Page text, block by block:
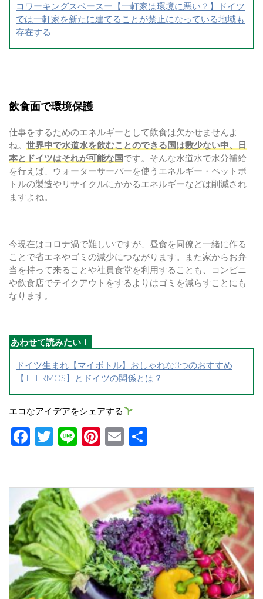
コワーキングスペースー【一軒家は環境に悪い？】ドイツ
では一軒家を新たに建てることが禁止になっている地域も
存在する
飲食面で環境保護
仕事をするためのエネルギーとして飲食は欠かせませんよ
ね。 世界中で水道水を飲むことのできる国は数少ない中、日
本とドイツはそれが可能な国です。そんな水道水で水分補給
を行えば、ウォーターサーバーを使うエネルギー・ペットボ
トルの製造やリサイクルにかかるエネルギーなどは削減され
ますよね。
今現在はコロナ渦で難しいですが、昼食を同僚と一緒に作る
ことで省エネやゴミの減少につながります。また家からお弁
当を持って来ることや社員食堂を利用することも、コンビニ
や飲食店でテイクアウトをするよりはゴミを減らすことにも
なります。
ドイツ生まれ【マイボトル】おしゃれな3つのおすすめ
【THERMOS】とドイツの関係とは？
エコなアイデアをシェアする
Facebook
Twitter
LinePinterest
Email